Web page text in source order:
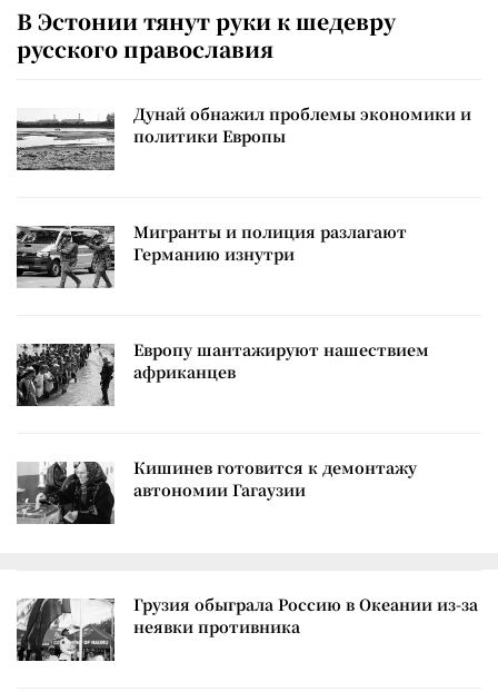
В Эстонии тянут руки к шедевру
русского православия
Дунай обнажил проблемы экономики и
политики Европы
Мигранты и полиция разлагают
Германию изнутри
Европу шантажируют нашествием
африканцев
Кишинев готовится к демонтажу
автономии Гагаузии
Грузия обыграла Россию в Океании из-за
неявки противника